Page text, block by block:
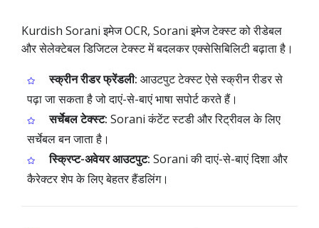
Kurdish Sorani इमेज OCR, Sorani इमेज टेक्स्ट को रीडेबल
और सेलेक्टेबल डिजिटल टेक्स्ट में बदलकर एक्सेसिबिलिटी बढ़ाता है।
स्क्रीन रीडर फ्रेंडली: आउटपुट टेक्स्ट ऐसे स्क्रीन रीडर से
पढ़ा जा सकता है जो दाएं-से-बाएं भाषा सपोर्ट करते हैं।
सर्चेबल टेक्स्ट: Sorani कंटेंट स्टडी और रिट्रीवल के लिए
सर्चेबल बन जाता है।
स्क्रिप्ट-अवेयर आउटपुट: Sorani की दाएं-से-बाएं दिशा और
कैरेक्टर शेप के लिए बेहतर हैंडलिंग।